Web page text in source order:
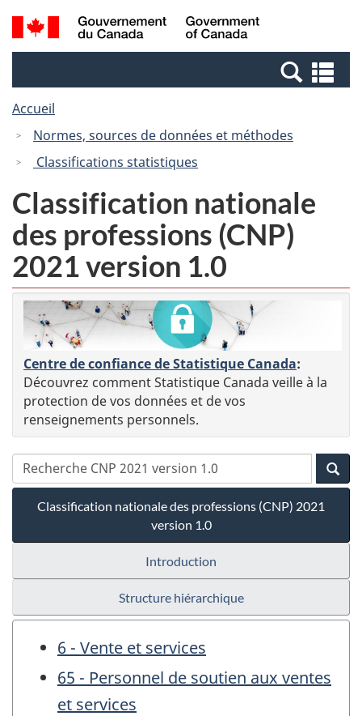
Passer
au
Passer
au
Passer
à
Canada
Recherche
et
et
Accueil
Normes, sources de données et méthodes
Classifications statistiques
Classification nationale
des professions (CNP)
2021 version 1.0
Centre de confiance de Statistique Canada:
Découvrez comment Statistique Canada veille à la
protection de vos données et de vos
renseignements personnels.
Classification nationale des professions (CNP) 2021
version 1.0
Introduction
Structure hiérarchique
6 - Vente et services
65 - Personnel de soutien aux ventes
et services